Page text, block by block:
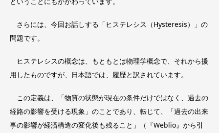
さらには、今回お話しする「ヒステレシス（Hysteresis）」の
問題です。
ヒステレシスの概念は、もともとは物理学概念で、それから援
用したものですが、日本語では、履歴と訳されています。
この定義は、「物質の状態が現在の条件だけではなく、過去の
経路の影響を受ける現象」のことであり、転じて、「過去の出来
事の影響が経済構造の変化後も残ること」（『Weblio』から引